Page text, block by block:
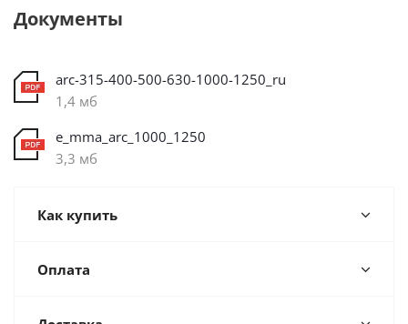
Документы
arc-315-400-500-630-1000-1250_ru
1,4 мб
e_mma_arc_1000_1250
3,3 мб
Как купить
Оплата